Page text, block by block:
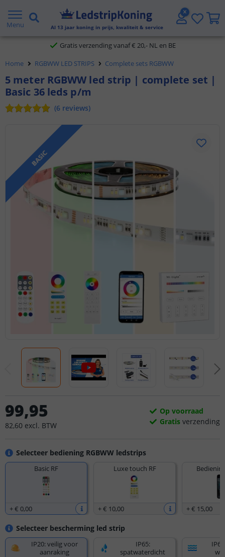
Menu Al 13 jaar koning in prijs, kwaliteit & service
Gratis verzending vanaf € 20,- NL en BE
Klantbeoordeling 9.1
Voor 23:45 uur besteld, morgen in huis
Home RGBWW LED STRIPS Complete sets RGBWW
5 meter RGBWW led strip | complete set |
Basic 36 leds p/m
(6 reviews)
BASIC
Selecteer bediening RGBWW ledstrips
Basic RF
+€ 0,00
Luxe touch RF
+€ 10,00 +€ 15,00
Selecteer bescherming led strip
IP20: veilig voor
aanraking
IP65:
spatwaterdicht
99,95
82,60 excl. BTW
Op voorraad
Gratis verzending